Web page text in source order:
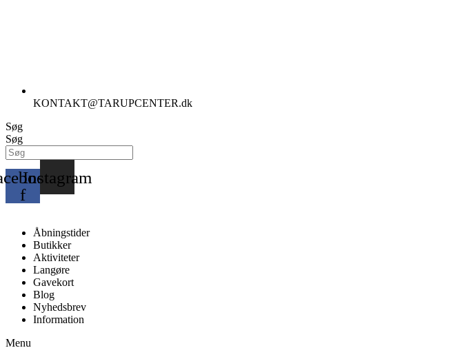
KONTAKT@TARUPCENTER.dk
Søg
Søg
f
Instagram
Åbningstider
Butikker
Aktiviteter
Langøre
Gavekort
Blog
Nyhedsbrev
Information
Menu